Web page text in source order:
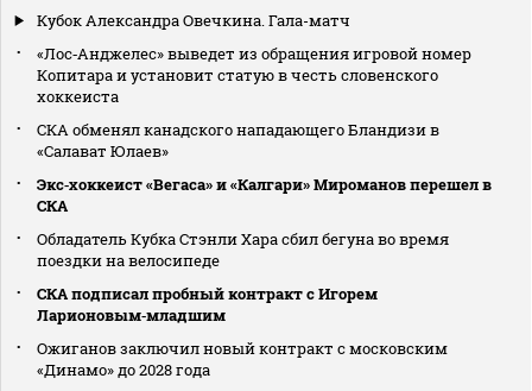
Кубок Александра Овечкина. Гала-матч
«Лос‑Анджелес» выведет из обращения игровой номер
Копитара и установит статую в честь словенского
хоккеиста
СКА обменял канадского нападающего Бландизи в
«Салават Юлаев»
Экс‑хоккеист «Вегаса» и «Калгари» Мироманов перешел в
СКА
Обладатель Кубка Стэнли Хара сбил бегуна во время
поездки на велосипеде
СКА подписал пробный контракт с Игорем
Ларионовым‑младшим
Ожиганов заключил новый контракт с московским
«Динамо» до 2028 года